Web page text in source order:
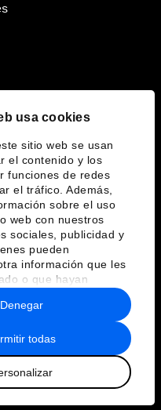
usa cookies
sitio web se usan
el contenido y los
funciones de redes
el tráfico. Además,
sobre el uso
web con nuestros
sociales, publicidad y
pueden
información que les
o que hayan
del uso que haya
todas
Denegar
normas de uso
Mundial